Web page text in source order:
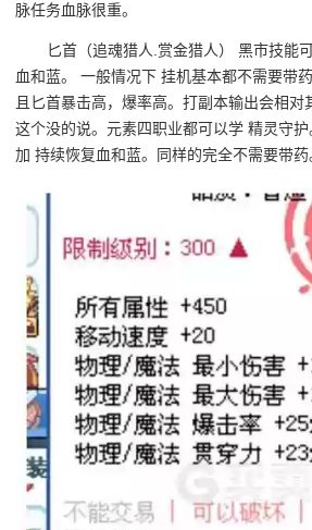
脉任务血脉很重。
匕首（追魂猎人.赏金猎人） 黑市技能
血和蓝。 一般情况下 挂机基本都不需要带
且匕首暴击高，爆率高。打副本输出会相对
这个没的说。元素四职业都可以学 精灵守
加 持续恢复血和蓝。同样的完全不需要带药